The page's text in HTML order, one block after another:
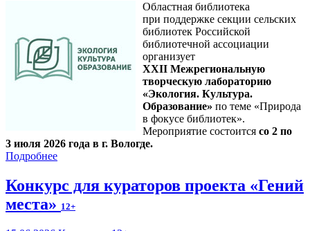
Областная библиотека
при поддержке секции сельских
библиотек Российской
библиотечной ассоциации
организует
XXII Межрегиональную
творческую лабораторию
«Экология. Культура.
Образование» по теме «Природа
в фокусе библиотек».
Мероприятие состоится со 2 по
3 июля 2026 года в г. Вологде.
Подробнее
Конкурс для кураторов проекта «Гений
места» 12+